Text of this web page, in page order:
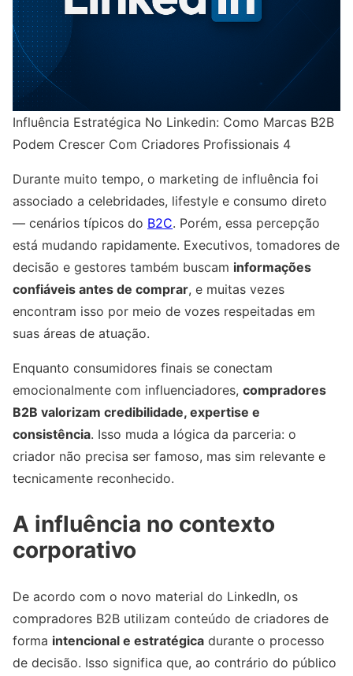
Influência Estratégica No Linkedin: Como Marcas B2B
Podem Crescer Com Criadores Profissionais 4
Durante muito tempo, o marketing de influência foi
associado a celebridades, lifestyle e consumo direto
— cenários típicos do B2C. Porém, essa percepção
está mudando rapidamente. Executivos, tomadores de
decisão e gestores também buscam informações
confiáveis antes de comprar, e muitas vezes
encontram isso por meio de vozes respeitadas em
suas áreas de atuação.
Enquanto consumidores finais se conectam
emocionalmente com influenciadores, compradores
B2B valorizam credibilidade, expertise e
consistência. Isso muda a lógica da parceria: o
criador não precisa ser famoso, mas sim relevante e
tecnicamente reconhecido.
A influência no contexto
corporativo
De acordo com o novo material do LinkedIn, os
compradores B2B utilizam conteúdo de criadores de
forma intencional e estratégica durante o processo
de decisão. Isso significa que, ao contrário do público